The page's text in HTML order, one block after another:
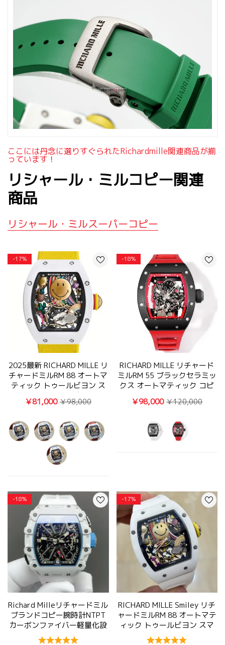
ここには丹念に選りすぐられたrichardmille関連商品が揃
っています！
リシャール・ミルコピー関連
商品
リシャール・ミルスーパーコピー
-17%
2025最新 RICHARD MILLE リ
チャードミルRM 88 オートマ
ティック トゥールビヨン ス
マイリーコピー腕時計
￥81,000 ￥98,000
-18%
RICHARD MILLE リチャード
ミルRM 55 ブラックセラミッ
クス オートマティック コピ
￥98,000 ￥120,000
-18%
Richard Milleリチャードミル
ブランドコピー腕時計NTPT
カーボンファイバー軽量化設
計写真RM35-03
-17%
RICHARD MILLE Smiley リチ
ャードミルRM 88 オートマテ
ィック トゥールビヨン スマ
イリーコピー時計2025写真は